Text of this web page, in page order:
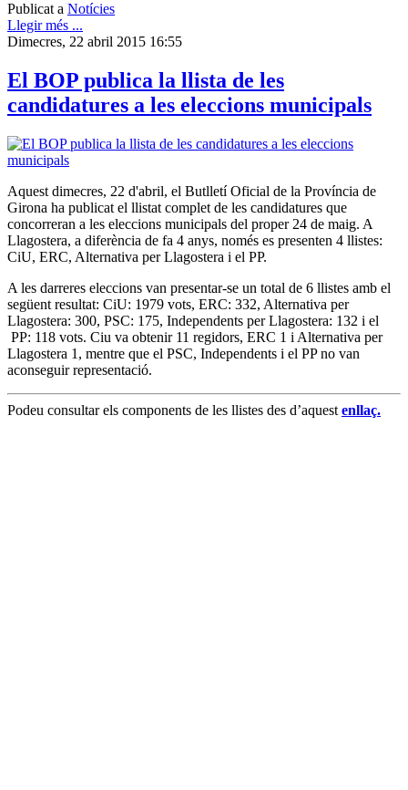
Publicat a Notícies
Llegir més ...
Dimecres, 22 abril 2015 16:55
El BOP publica la llista de les
candidatures a les eleccions municipals
Aquest dimecres, 22 d'abril, el Butlletí Oficial de la Província de
Girona ha publicat el llistat complet de les candidatures que
concorreran a les eleccions municipals del proper 24 de maig. A
Llagostera, a diferència de fa 4 anys, només es presenten 4 llistes:
CiU, ERC, Alternativa per Llagostera i el PP.
A les darreres eleccions van presentar-se un total de 6 llistes amb el
següent resultat: CiU: 1979 vots, ERC: 332, Alternativa per
Llagostera: 300, PSC: 175, Independents per Llagostera: 132 i el
PP: 118 vots. Ciu va obtenir 11 regidors, ERC 1 i Alternativa per
Llagostera 1, mentre que el PSC, Independents i el PP no van
aconseguir representació.
Podeu consultar els components de les llistes des d’aquest enllaç.